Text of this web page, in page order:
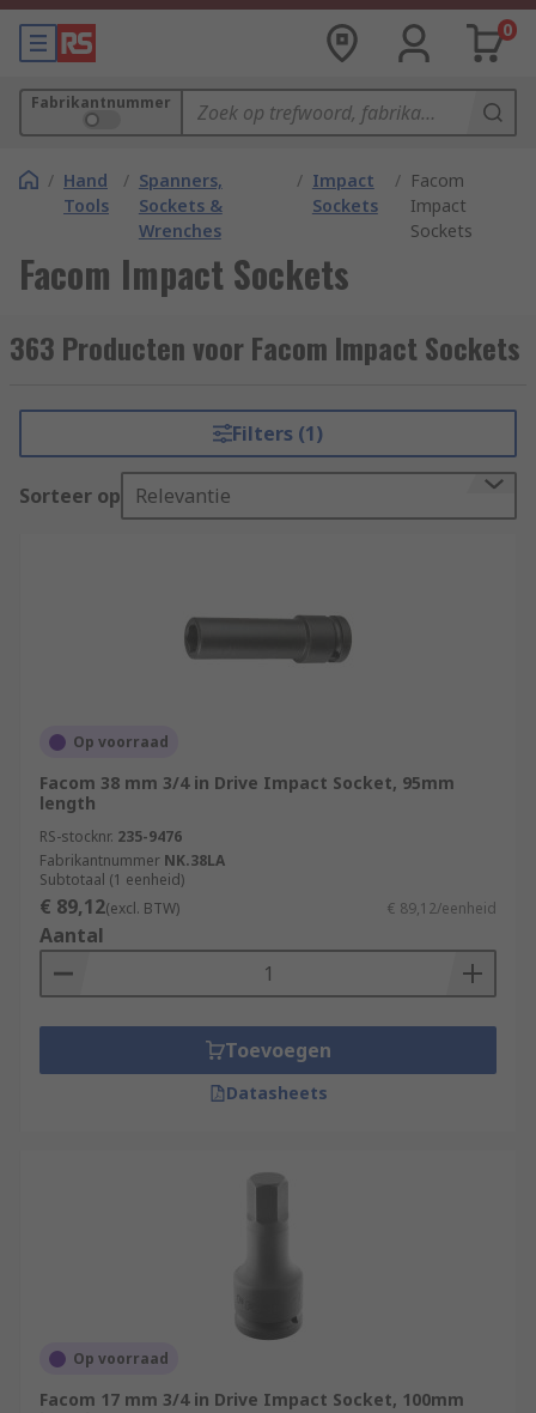
0
Fabrikantnummer
/ Hand
Tools
/ Spanners,
Sockets &
Wrenches
/ Impact
Sockets
/ Facom
Impact
Sockets
Facom Impact Sockets
363 Producten voor Facom Impact Sockets
Filters (1)
Sorteer op Relevantie
Op voorraad
Facom 38 mm 3/4 in Drive Impact Socket, 95mm
length
RS-stocknr. 235-9476
Fabrikantnummer NK.38LA
Subtotaal (1 eenheid)
€ 89,12(excl. BTW) € 89,12/eenheid
Aantal
Toevoegen
Datasheets
Op voorraad
Facom 17 mm 3/4 in Drive Impact Socket, 100mm